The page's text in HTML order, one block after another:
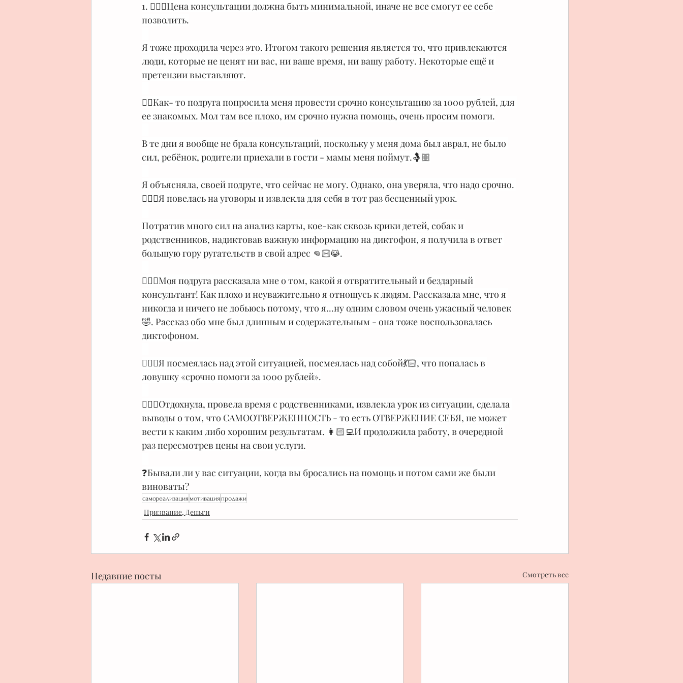
1. 🦸🏻‍♀️Цена консультации должна быть минимальной, иначе не все смогут ее себе
позволить.
Я тоже проходила через это. Итогом такого решения является то, что привлекаются
люди, которые не ценят ни вас, ни ваше время, ни вашу работу. Некоторые ещё и
претензии выставляют.
👉🏻Как- то подруга попросила меня провести срочно консультацию за 1000 рублей, для
ее знакомых. Мол там все плохо, им срочно нужна помощь, очень просим помоги.
В те дни я вообще не брала консультаций, поскольку у меня дома был аврал, не было
сил, ребёнок, родители приехали в гости - мамы меня поймут.🤱🏼
Я объясняла, своей подруге, что сейчас не могу. Однако, она уверяла, что надо срочно.
🤷🏻‍♀️Я повелась на уговоры и извлекла для себя в тот раз бесценный урок.
Потратив много сил на анализ карты, кое-как сквозь крики детей, собак и
родственников, надиктовав важную информацию на диктофон, я получила в ответ
большую гору ругательств в свой адрес 👊🏻😹.
🧛🏻‍♀️Моя подруга рассказала мне о том, какой я отвратительный и бездарный
консультант! Как плохо и неуважительно я отношусь к людям. Рассказала мне, что я
никогда и ничего не добьюсь потому, что я...ну одним словом очень ужасный человек
🤣. Рассказ обо мне был длинным и содержательным - она тоже воспользовалась
диктофоном.
💁🏻‍♀️Я посмеялась над этой ситуацией, посмеялась над собой💃🏻, что попалась в
ловушку «срочно помоги за 1000 рублей».
🧖🏻‍♀️Отдохнула, провела время с родственниками, извлекла урок из ситуации, сделала
выводы о том, что САМООТВЕРЖЕННОСТЬ - то есть ОТВЕРЖЕНИЕ СЕБЯ, не может
вести к каким либо хорошим результатам. 👩🏻‍💻И продолжила работу, в очередной
раз пересмотрев цены на свои услуги.
❓Бывали ли у вас ситуации, когда вы бросались на помощь и потом сами же были
виноваты?
самореализация мотивация продажи
Призвание, Деньги
Недавние посты Смотреть все